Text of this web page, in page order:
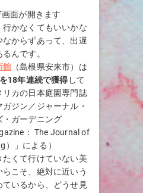
面が開きます
かなくてもいいかな
からずあって、出遅
んです。
館 （島根県安来市）は
18年連続で獲得 して
カの日本庭園専門誌
ガジン／ジャーナル・
・ガーデニング
： The Journal of
）」による）
くて行けていない美
こそ、絶対に近いう
いるから、どうせ見